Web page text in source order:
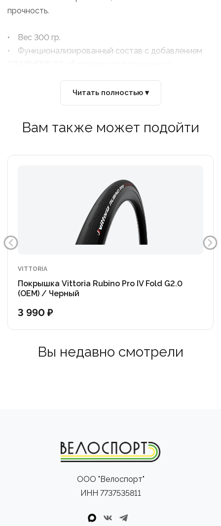
прочность.
• Вес 300 гр.
• Функционализированный состав с добавлением
Читать полностью ▾
Вам также может подойти
VITTORIA
Покрышка Vittoria Rubino Pro IV Fold G2.0
(OEM) / Черный
3 990 ₽
Вы недавно смотрели
ООО "Велоспорт"
ИНН 7737535811